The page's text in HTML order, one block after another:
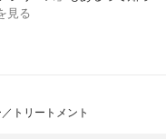
見る
トリートメント